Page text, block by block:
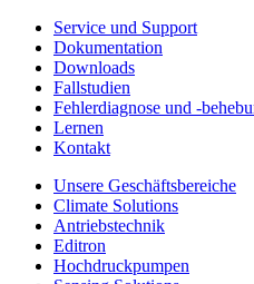
Service und Support
Dokumentation
Downloads
Fallstudien
Fehlerdiagnose und -
Lernen
Kontakt
Unsere Geschäftsbereiche
Climate Solutions
Antriebstechnik
Editron
Hochdruckpumpen